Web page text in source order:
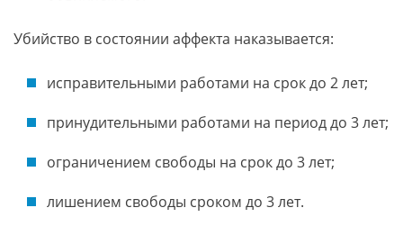
Убийство в состоянии аффекта наказывается:
исправительными работами на срок до 2 лет;
принудительными работами на период до 3 лет;
ограничением свободы на срок до 3 лет;
лишением свободы сроком до 3 лет.